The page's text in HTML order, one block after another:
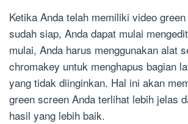
Ketika Anda telah memiliki video
sudah siap, Anda dapat mulai
mulai, Anda harus menggunakan alat
chromakey untuk menghapus bagian
yang tidak diinginkan. Hal ini akan
green screen Anda terlihat lebih jelas
hasil yang lebih baik.